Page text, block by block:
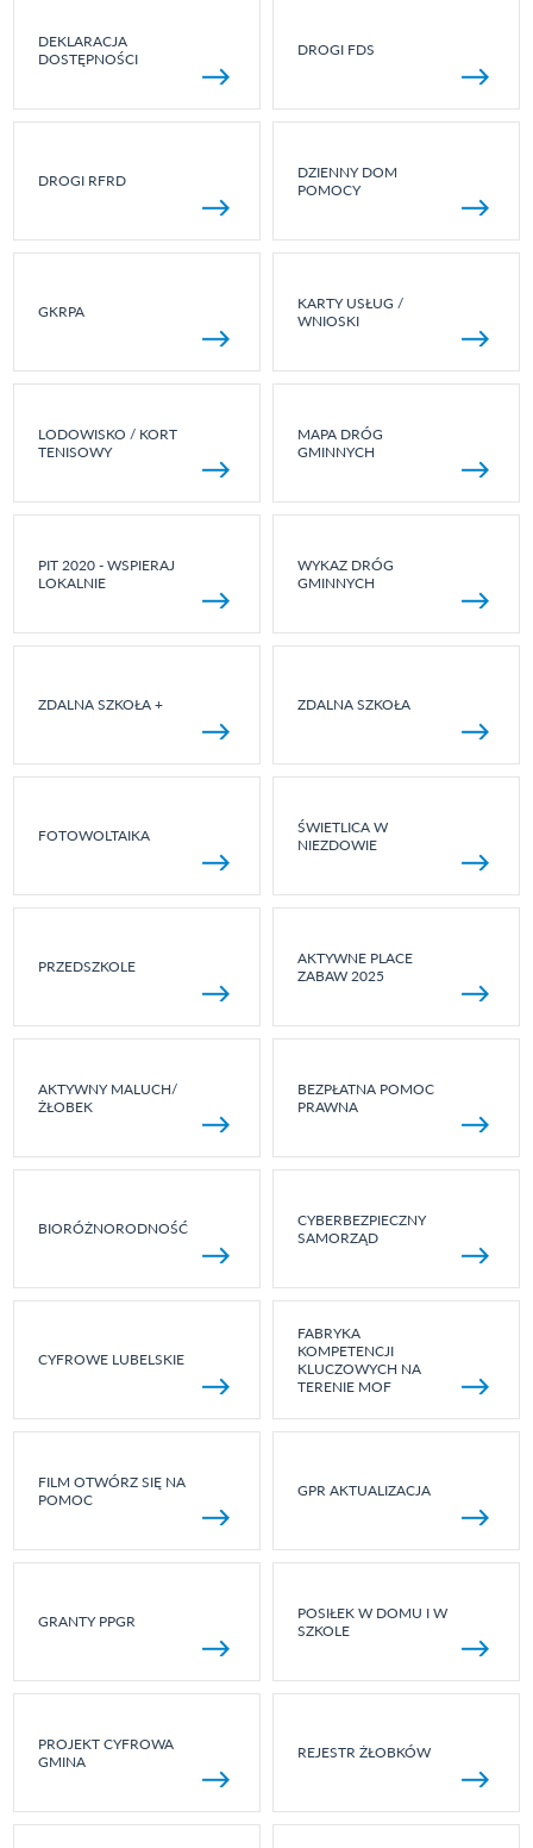
DEKLARACJA
DOSTĘPNOŚCI
DROGI FDS
DROGI RFRD
DZIENNY DOM
POMOCY
GKRPA
KARTY USŁUG /
WNIOSKI
LODOWISKO / KORT
TENISOWY
MAPA DRÓG
GMINNYCH
PIT 2020 - WSPIERAJ
LOKALNIE
WYKAZ DRÓG
GMINNYCH
ZDALNA SZKOŁA + ZDALNA SZKOŁA
FOTOWOLTAIKA
ŚWIETLICA W
NIEZDOWIE
PRZEDSZKOLE
AKTYWNE PLACE
ZABAW 2025
AKTYWNY MALUCH/
ŻŁOBEK
BEZPŁATNA POMOC
PRAWNA
BIORÓŻNORODNOŚĆ
CYBERBEZPIECZNY
SAMORZĄD
CYFROWE LUBELSKIE
FABRYKA
KOMPETENCJI
KLUCZOWYCH NA
TERENIE MOF
FILM OTWÓRZ SIĘ NA
POMOC
GPR AKTUALIZACJA
GRANTY PPGR
POSIŁEK W DOMU I W
SZKOLE
PROJEKT CYFROWA
GMINA
REJESTR ŻŁOBKÓW